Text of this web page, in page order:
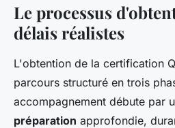
Le processus
délais réalistes
L'obtention de la certification
parcours structuré en trois
accompagnement débute par
préparation approfondie,